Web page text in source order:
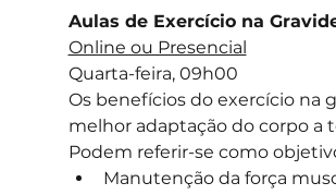
Aulas de Exercício na
Online ou Presencial
Quarta-feira, 09h00
Os benefícios do exercício na
melhor adaptação do corpo a
Podem referir-se como
Manutenção da força